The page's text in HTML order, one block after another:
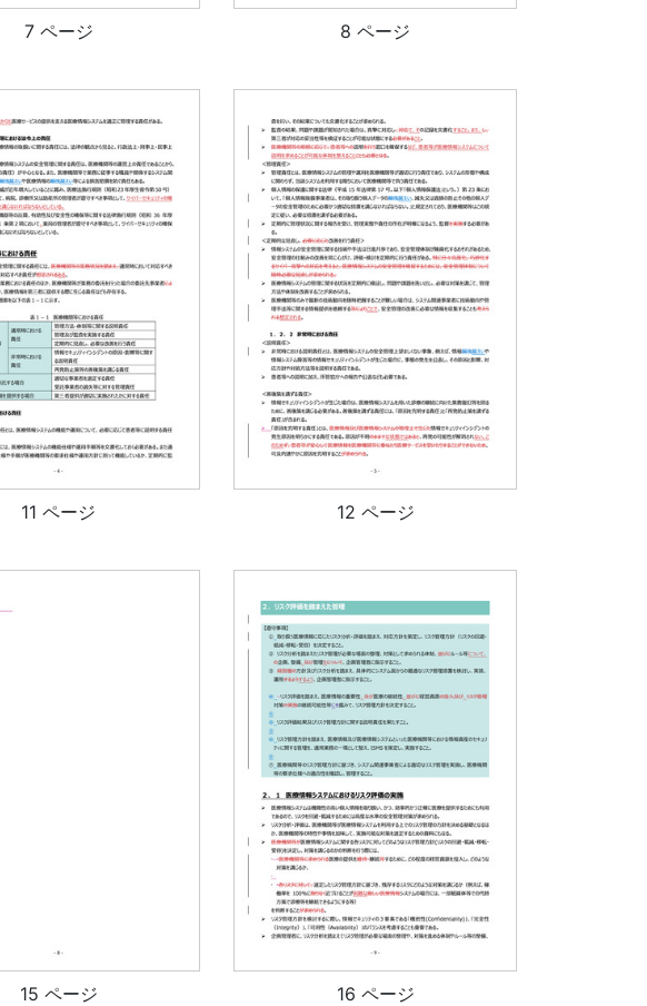
7 ページ 8 ページ
11 ページ 12 ページ
15 ページ 16 ページ